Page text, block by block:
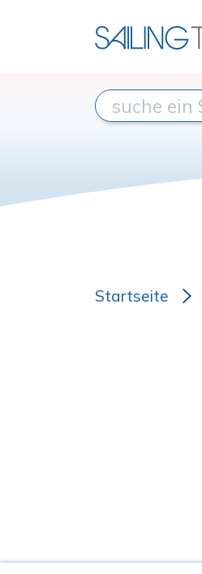
Startseite